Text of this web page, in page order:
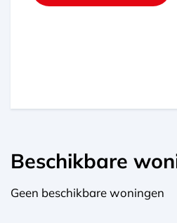
Beschikbare
Geen beschikbare woningen